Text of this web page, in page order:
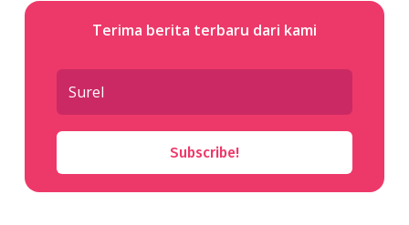
Terima berita terbaru dari kami
Subscribe!